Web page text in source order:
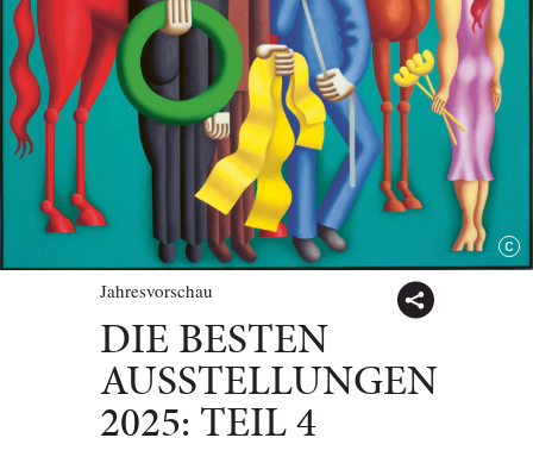
Jahresvorschau
DIE BESTEN
AUSSTELLUNGEN
2025: TEIL 4